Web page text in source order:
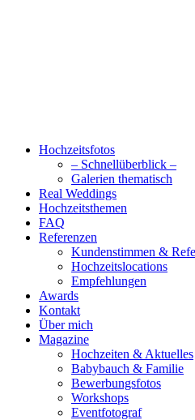
Hochzeitsfotos
– Schnellüberblick –
Galerien thematisch
Real Weddings
Hochzeitsthemen
FAQ
Referenzen
Kundenstimmen &
Hochzeitslocations
Empfehlungen
Awards
Kontakt
Über mich
Magazine
Hochzeiten & Aktuelles
Babybauch & Familie
Bewerbungsfotos
Workshops
Eventfotograf